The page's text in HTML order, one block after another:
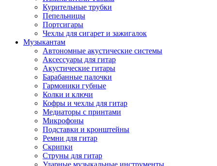
Курительные трубки
Пепельницы
Портсигары
Чехлы для сигарет и зажигалок
Музыкантам
Автономные акустические системы
Аксессуары для гитар
Акустические гитары
Барабанные палочки
Гармоники губные
Колки и ключи
Кофры и чехлы для гитар
Медиаторы с принтами
Микрофоны
Подставки и кронштейны
Ремни для гитар
Скрипки
Струны для гитар
Ударные музыкальные инструменты